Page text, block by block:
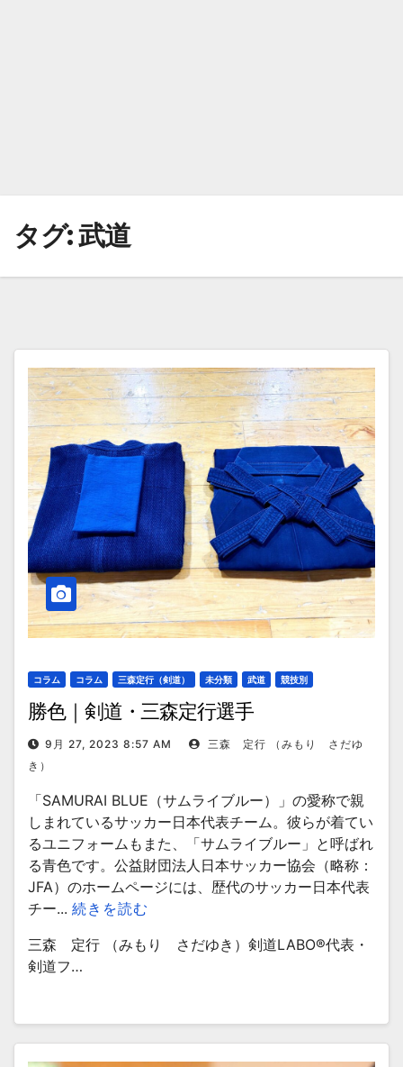
タグ:武道
コラム コラム 三森定行（剣道） 未分類 武道 競技別
勝色｜剣道・三森定行選手
9月 27, 2023 8:57 AM
三森 定行 （みもり さだゆ
き）
「SAMURAI BLUE（サムライブルー）」の愛称で親
しまれているサッカー日本代表チーム。彼らが着てい
るユニフォームもまた、「サムライブルー」と呼ばれ
る青色です。公益財団法人日本サッカー協会（略称：
JFA）のホームページには、歴代のサッカー日本代表
チー... 続きを読む
三森 定行 （みもり さだゆき）剣道LABO®︎代表・
剣道フ…